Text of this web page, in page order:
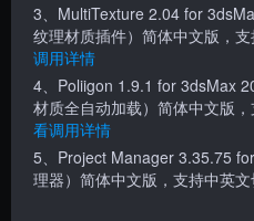
3、MultiTexture 2.04 for
纹理材质插件）简体中文版，支
调用详情
4、Poliigon 1.9.1 for 3dsMax
材质全自动加载）简体中文版，
看调用详情
5、Project Manager 3.35.75
理器） 简体中文版，支持中英文